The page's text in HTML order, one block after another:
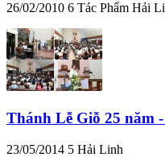
26/02/2010 6 Tác Phẩm Hải
Thánh Lễ Giỗ 25 năm
23/05/2014 5 Hải Linh